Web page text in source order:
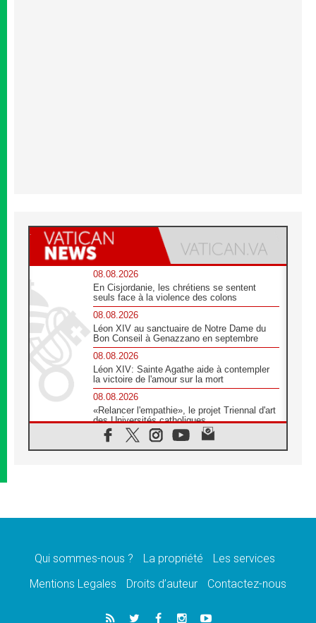
08.08.2026
En Cisjordanie, les chrétiens se sentent
seuls face à la violence des colons
08.08.2026
Léon XIV au sanctuaire de Notre Dame du
Bon Conseil à Genazzano en septembre
08.08.2026
Léon XIV: Sainte Agathe aide à contempler
la victoire de l'amour sur la mort
08.08.2026
«Relancer l'empathie», le projet Triennal d'art
des Universités catholiques
08.08.2026
Signis 2026, donner la parole aux religieuses
07.08.2026
07.08.2026
de l'Assomption et mémoire nationale
«La paix commence par l'empathie» estime
Qui sommes-nous ? La propriété
Les services
Mentions Legales
Droits d’auteur Contactez-nous